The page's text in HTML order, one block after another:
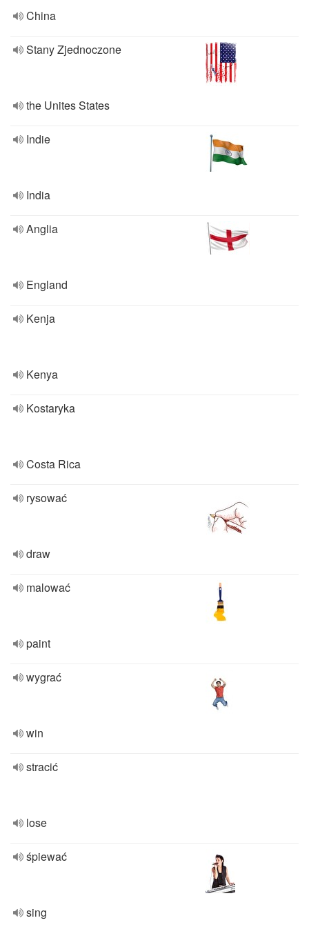
China
Stany Zjednoczone
the Unites States
Indie
India
Anglia
England
Kenja
Kenya
Kostaryka
Costa Rica
rysować
draw
malować
paint
wygrać
win
stracić
lose
śpiewać
sing